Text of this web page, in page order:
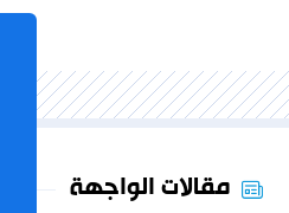
مقالات الواجهة